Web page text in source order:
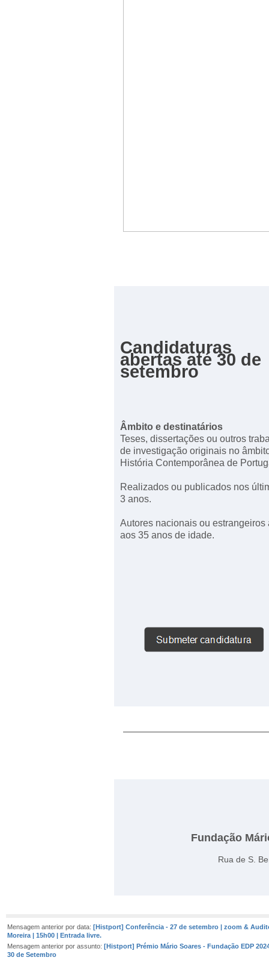
Candidaturas
abertas até 30 de
setembro
Âmbito e destinatários
Teses, dissertações ou outros
de investigação originais no
História Contemporânea de
Realizados ou publicados nos
3 anos.
Autores nacionais ou estrangeiros
aos 35 anos de idade.
Fundação
Rua de S.
Mensagem anterior por data: [Histport] Conferência - 27 de setembro | zoom &
Moreira | 15h00 | Entrada livre.
Mensagem anterior por assunto: [Histport] Prémio Mário Soares - Fundação EDP
30 de Setembro